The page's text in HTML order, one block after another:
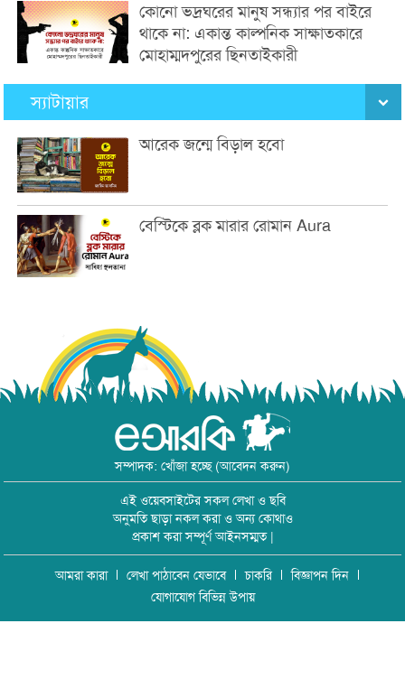
কোনো ভদ্রঘরের মানুষ সন্ধ্যার পর বাইরে
থাকে না: একান্ত কাল্পনিক সাক্ষাতকারে
মোহাম্মদপুরের ছিনতাইকারী
স্যাটায়ার
আরেক জন্মে বিড়াল হবো
বেস্টিকে ব্লক মারার রোমান Aura
সম্পাদক: খোঁজা হচ্ছে (আবেদন করুন)
এই ওয়েবসাইটের সকল লেখা ও ছবি
অনুমতি ছাড়া নকল করা ও অন্য কোথাও
প্রকাশ করা সম্পূর্ণ আইনসম্মত |
আমরা কারা লেখা পাঠাবেন যেভাবে চাকরি
বিজ্ঞাপন দিন
যোগাযোগ বিভিন্ন উপায়